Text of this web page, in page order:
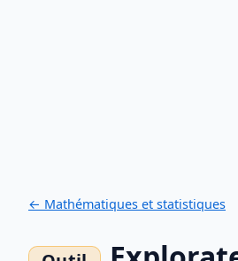
← Mathématiques et statistiques